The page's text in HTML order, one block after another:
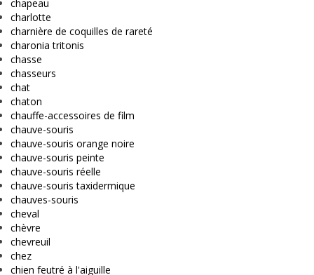
chapeau
charlotte
charnière de coquilles de rareté
charonia tritonis
chasse
chasseurs
chat
chaton
chauffe-accessoires de film
chauve-souris
chauve-souris orange noire
chauve-souris peinte
chauve-souris réelle
chauve-souris taxidermique
chauves-souris
cheval
chèvre
chevreuil
chez
chien feutré à l'aiguille